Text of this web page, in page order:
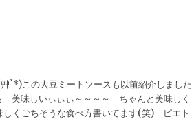
`*)この大豆ミートソースも以前紹介しました
美味しいぃぃぃ～～～～ ちゃんと美味しく
くごちそうな食べ方書いてます(笑) ピエト